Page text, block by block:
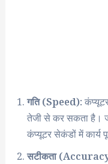
गति (Speed):
तेजी से कर सकता है।
कंप्यूटर सेकंडों में कार्य
सटीकता